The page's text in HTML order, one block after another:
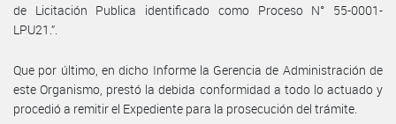
de Licitación Publica identificado como Proceso N° 55-0001-
LPU21.”.
Que por último, en dicho Informe la Gerencia de Administración de
este Organismo, prestó la debida conformidad a todo lo actuado y
procedió a remitir el Expediente para la prosecución del trámite.